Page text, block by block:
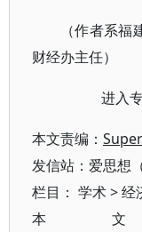
（作者系福
财经办主任）
进入
本文责编：
发信站：爱思想
栏目： 学术>经
本